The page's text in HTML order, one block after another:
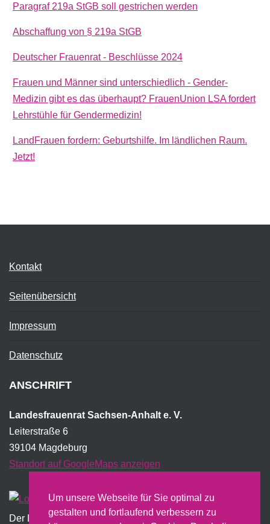
Um unsere Webseite für Sie optimal zu
gestalten und fortlaufend verbessern zu
Paragraf 219a StGB soll gestrichen werden
Abschaffung von § 219a StGB
Deutscher Frauenrat - Beschlüsse 2024
Frauen und Männer sind unterschiedlich - Gender-
Medizin gibt es das überhaupt? FrauenUnion LSA fordert
Lehrstühle für Gendermedizin!
LandFrauen fordern: Geburtshilfe. Im ländlichen Raum.
Jetzt!
Kontakt
Seitenübersicht
Impressum
Datenschutz
ANSCHRIFT
Landesfrauenrat Sachsen-Anhalt e. V.
Leiterstraße 6
39104 Magdeburg
Standort auf GoogleMaps anzeigen
Der Landesfrauenrat wird institutionell vom Land